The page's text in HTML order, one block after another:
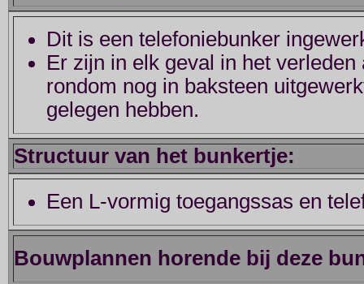
Dit is een telefoniebunker
Er zijn in elk geval in het
rondom nog in baksteen
gelegen hebben.
Structuur van het bunkertje:
Een L-vormig toegangssas en
Bouwplannen horende bij deze